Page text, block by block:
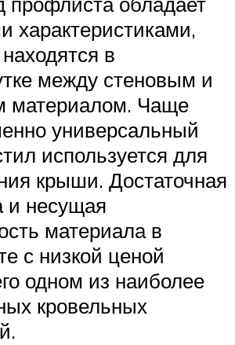
характеристиками,
в
между стеновым и
материалом. Чаще
универсальный
используется для
крыши. Достаточная
и несущая
материала в
с низкой ценой
одном из наиболее
кровельных